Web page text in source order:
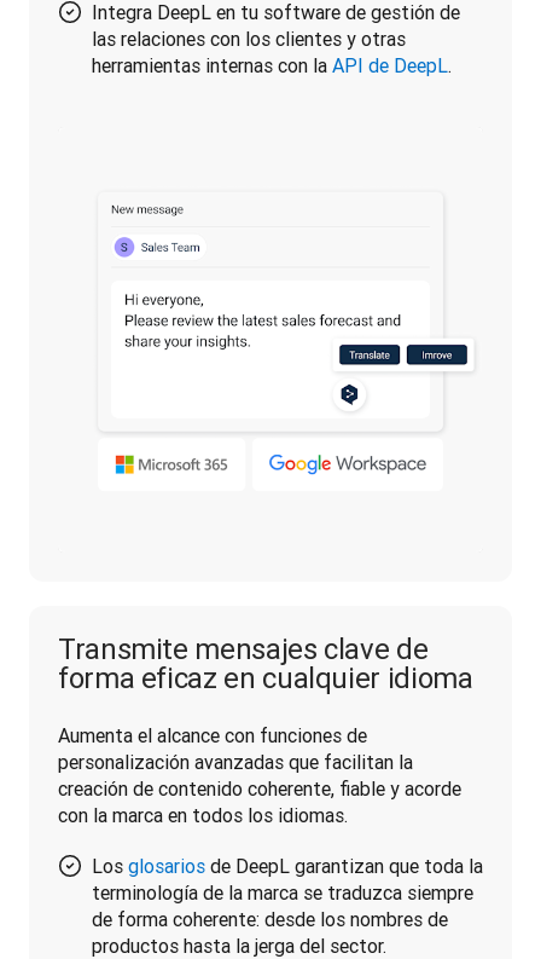
Integra DeepL en tu software de gestión de
las relaciones con los clientes y otras
herramientas internas con la API de DeepL.
Transmite mensajes clave de
forma eficaz en cualquier idioma
Aumenta el alcance con funciones de
personalización avanzadas que facilitan la
creación de contenido coherente, fiable y acorde
con la marca en todos los idiomas.
Los glosarios de DeepL garantizan que toda la
terminología de la marca se traduzca siempre
de forma coherente: desde los nombres de
productos hasta la jerga del sector.